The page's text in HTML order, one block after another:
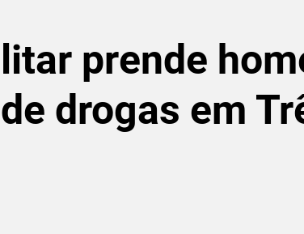
prende
drogas em